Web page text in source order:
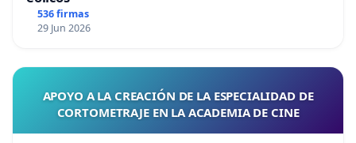
536 firmas
29 Jun 2026
APOYO A LA CREACIÓN DE LA ESPECIALIDAD DE
CORTOMETRAJE EN LA ACADEMIA DE CINE